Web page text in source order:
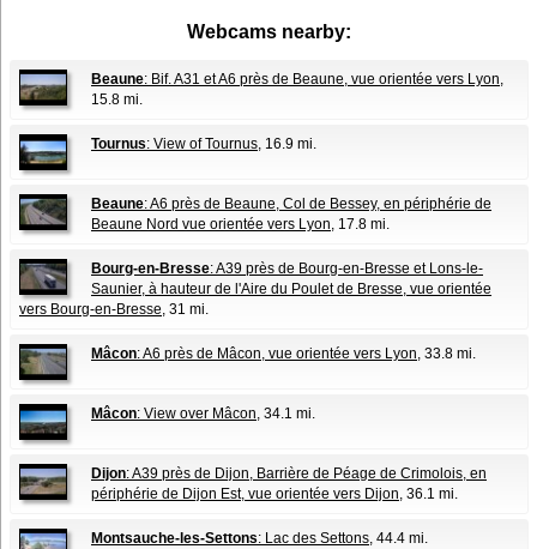
Webcams nearby:
Beaune: Bif. A31 et A6 près de Beaune, vue orientée vers Lyon,
15.8 mi.
Tournus: View of Tournus, 16.9 mi.
Beaune: A6 près de Beaune, Col de Bessey, en périphérie de
Beaune Nord vue orientée vers Lyon, 17.8 mi.
Bourg-en-Bresse: A39 près de Bourg-en-Bresse et Lons-le-
Saunier, à hauteur de l'Aire du Poulet de Bresse, vue orientée
vers Bourg-en-Bresse, 31 mi.
Mâcon: A6 près de Mâcon, vue orientée vers Lyon, 33.8 mi.
Mâcon: View over Mâcon, 34.1 mi.
Dijon: A39 près de Dijon, Barrière de Péage de Crimolois, en
périphérie de Dijon Est, vue orientée vers Dijon, 36.1 mi.
Montsauche-les-Settons: Lac des Settons, 44.4 mi.